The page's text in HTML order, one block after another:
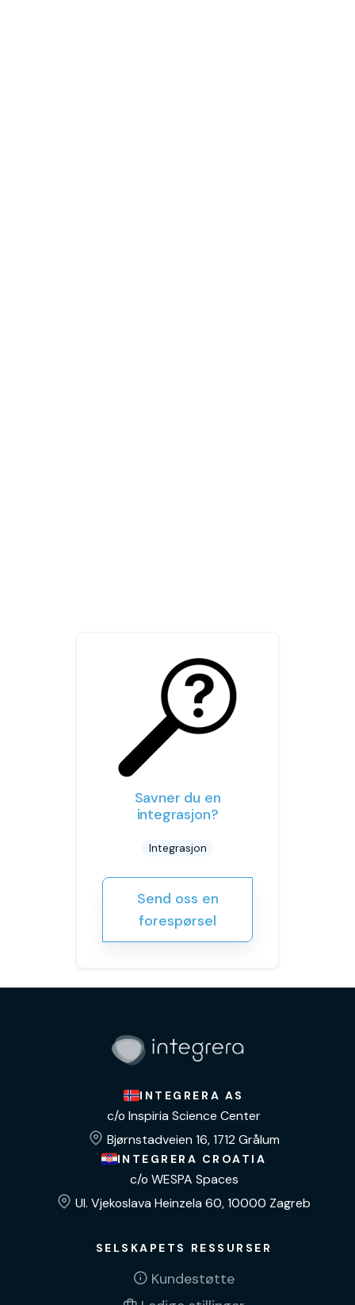
Savner du en
integrasjon?
Integrasjon
Send oss en
forespørsel
INTEGRERA AS
c/o Inspiria Science Center
Bjørnstadveien 16, 1712 Grålum
INTEGRERA CROATIA
c/o WESPA Spaces
Ul. Vjekoslava Heinzela 60, 10000 Zagreb
SELSKAPETS RESSURSER
Kundestøtte